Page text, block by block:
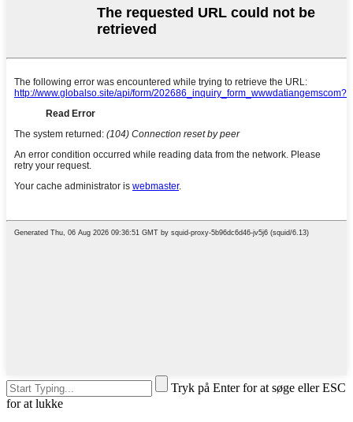
Tryk på Enter for at søge eller ESC
for at lukke